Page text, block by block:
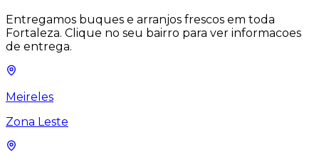
Entregamos buques e arranjos frescos em toda
Fortaleza. Clique no seu bairro para ver informacoes
de entrega.
Meireles
Zona Leste